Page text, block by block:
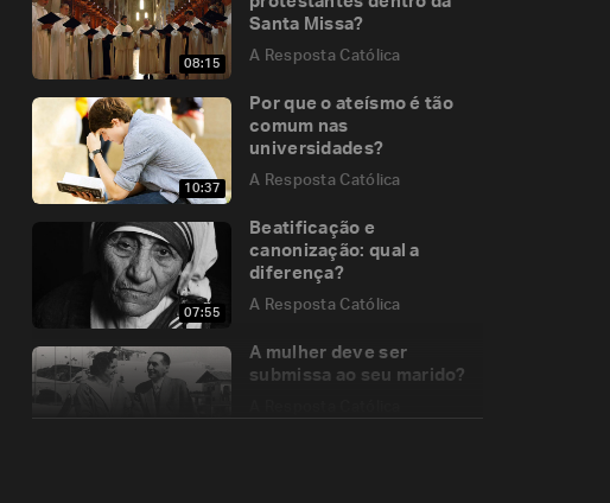
08:15
Santa Missa?
A Resposta Católica
10:37
Por que o ateísmo é tão
comum nas
universidades?
A Resposta Católica
07:55
Beatificação e
canonização: qual a
diferença?
A Resposta Católica
A mulher deve ser
submissa ao seu marido?